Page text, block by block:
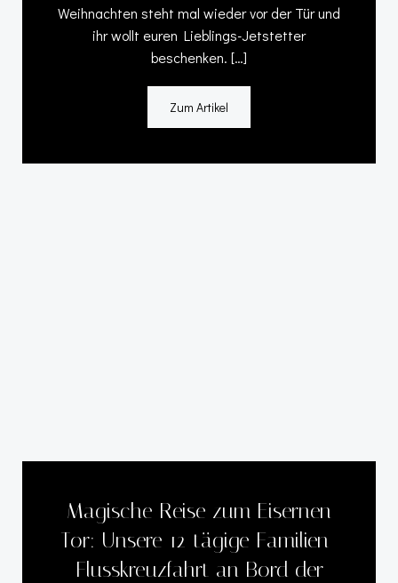
Weihnachten steht mal wieder vor der Tür und
ihr wollt euren Lieblings-Jetstetter
beschenken. […]
Zum Artikel
Magische Reise zum Eisernen
Tor: Unsere 12-tägige Familien-
Flusskreuzfahrt an Bord der